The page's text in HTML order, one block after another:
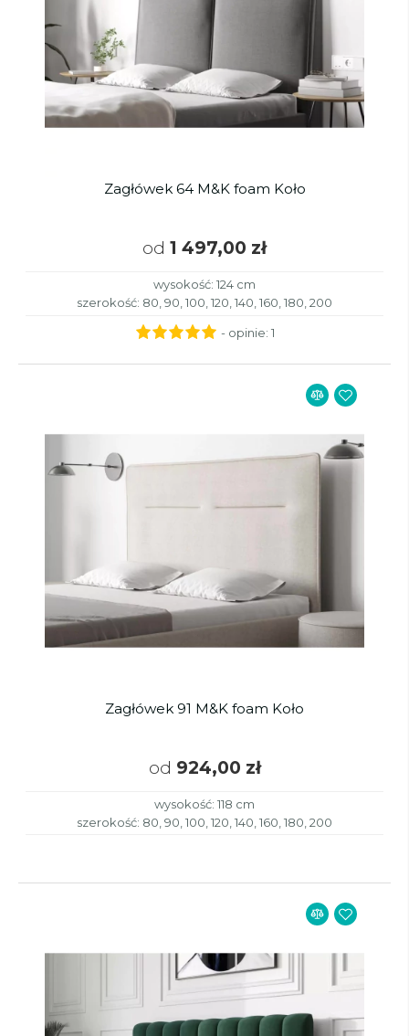
Zagłówek 64 M&K foam Koło
od 1 497,00 zł
wysokość: 124 cm
szerokość: 80, 90, 100, 120, 140, 160, 180, 200
- opinie: 1
Zagłówek 91 M&K foam Koło
od 924,00 zł
wysokość: 118 cm
szerokość: 80, 90, 100, 120, 140, 160, 180, 200